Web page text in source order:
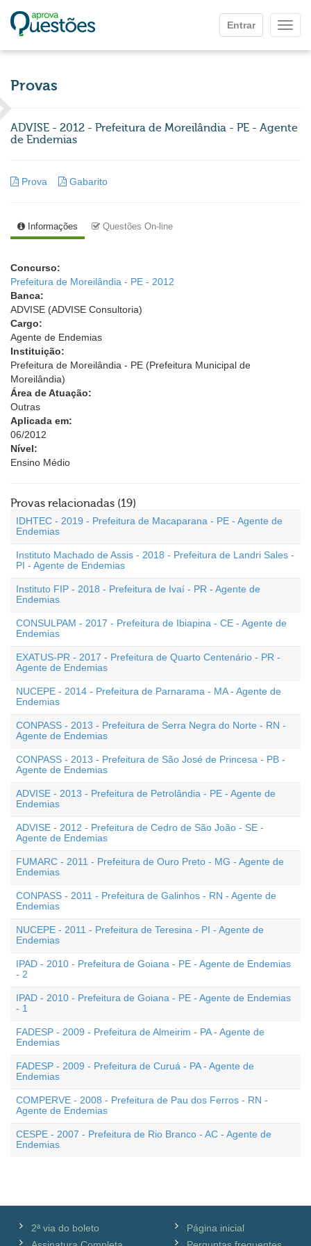
Entrar
Provas
ADVISE - 2012 - Prefeitura de Moreilândia - PE - Agente
de Endemias
Prova Gabarito
Informações Questões On-line
Concurso:
Prefeitura de Moreilândia - PE - 2012
Banca:
ADVISE (ADVISE Consultoria)
Cargo:
Agente de Endemias
Instituição:
Prefeitura de Moreilândia - PE (Prefeitura Municipal de
Moreilândia)
Área de Atuação:
Outras
Aplicada em:
06/2012
Nível:
Ensino Médio
Provas relacionadas (19)
IDHTEC - 2019 - Prefeitura de Macaparana - PE - Agente de
Endemias
Instituto Machado de Assis - 2018 - Prefeitura de Landri Sales -
PI - Agente de Endemias
Instituto FIP - 2018 - Prefeitura de Ivaí - PR - Agente de
Endemias
CONSULPAM - 2017 - Prefeitura de Ibiapina - CE - Agente de
Endemias
EXATUS-PR - 2017 - Prefeitura de Quarto Centenário - PR -
Agente de Endemias
NUCEPE - 2014 - Prefeitura de Parnarama - MA - Agente de
Endemias
CONPASS - 2013 - Prefeitura de Serra Negra do Norte - RN -
Agente de Endemias
CONPASS - 2013 - Prefeitura de São José de Princesa - PB -
Agente de Endemias
ADVISE - 2013 - Prefeitura de Petrolândia - PE - Agente de
Endemias
ADVISE - 2012 - Prefeitura de Cedro de São João - SE -
Agente de Endemias
FUMARC - 2011 - Prefeitura de Ouro Preto - MG - Agente de
Endemias
CONPASS - 2011 - Prefeitura de Galinhos - RN - Agente de
Endemias
NUCEPE - 2011 - Prefeitura de Teresina - PI - Agente de
Endemias
IPAD - 2010 - Prefeitura de Goiana - PE - Agente de Endemias
- 2
IPAD - 2010 - Prefeitura de Goiana - PE - Agente de Endemias
- 1
FADESP - 2009 - Prefeitura de Almeirim - PA - Agente de
Endemias
FADESP - 2009 - Prefeitura de Curuá - PA - Agente de
Endemias
COMPERVE - 2008 - Prefeitura de Pau dos Ferros - RN -
Agente de Endemias
CESPE - 2007 - Prefeitura de Rio Branco - AC - Agente de
Endemias
2ª via do boleto
Página inicial